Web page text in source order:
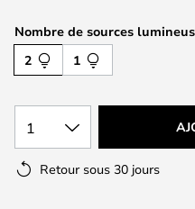
Nombre de sources
2
1
1
Retour sous 30 jours